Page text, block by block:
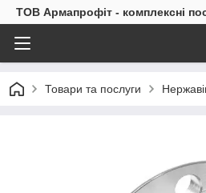
ТОВ Армапрофіт - комплексні
Товари та послуги